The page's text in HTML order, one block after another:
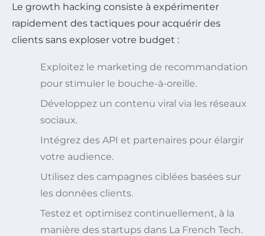
Le growth hacking consiste à expérimenter
rapidement des tactiques pour acquérir des
clients sans exploser votre budget :
Exploitez le marketing de recommandation
pour stimuler le bouche-à-oreille.
Développez un contenu viral via les réseaux
sociaux.
Intégrez des API et partenaires pour élargir
votre audience.
Utilisez des campagnes ciblées basées sur
les données clients.
Testez et optimisez continuellement, à la
manière des startups dans La French Tech.